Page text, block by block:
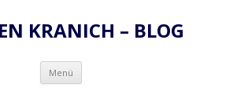
KRANICH – BLOG
Menü Zum
springen